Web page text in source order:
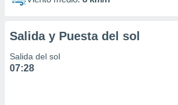
Salida y Puesta del sol
Salida del sol
07:28